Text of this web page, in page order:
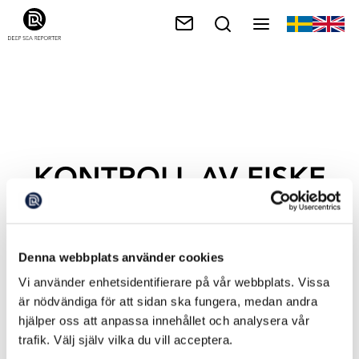
Denna webbplats använder cookies
Vi använder enhetsidentifierare på vår webbplats. Vissa
är nödvändiga för att sidan ska fungera, medan andra
hjälper oss att anpassa innehållet och analysera vår
trafik. Välj själv vilka du vill acceptera.
KONTROLL AV FISKE